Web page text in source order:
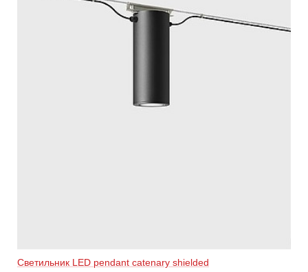
Светильник LED pendant catenary shielded